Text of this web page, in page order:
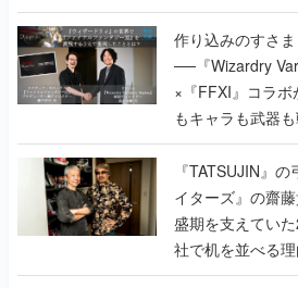
作り込みのすさ
──『Wizardry
×『FFXI』コラ
もキャラも武器
で作り込まれた
く
『TATSUJIN』
イターズ』の齋
盛期を支えてい
社で机を並べる
『TATSUJIN